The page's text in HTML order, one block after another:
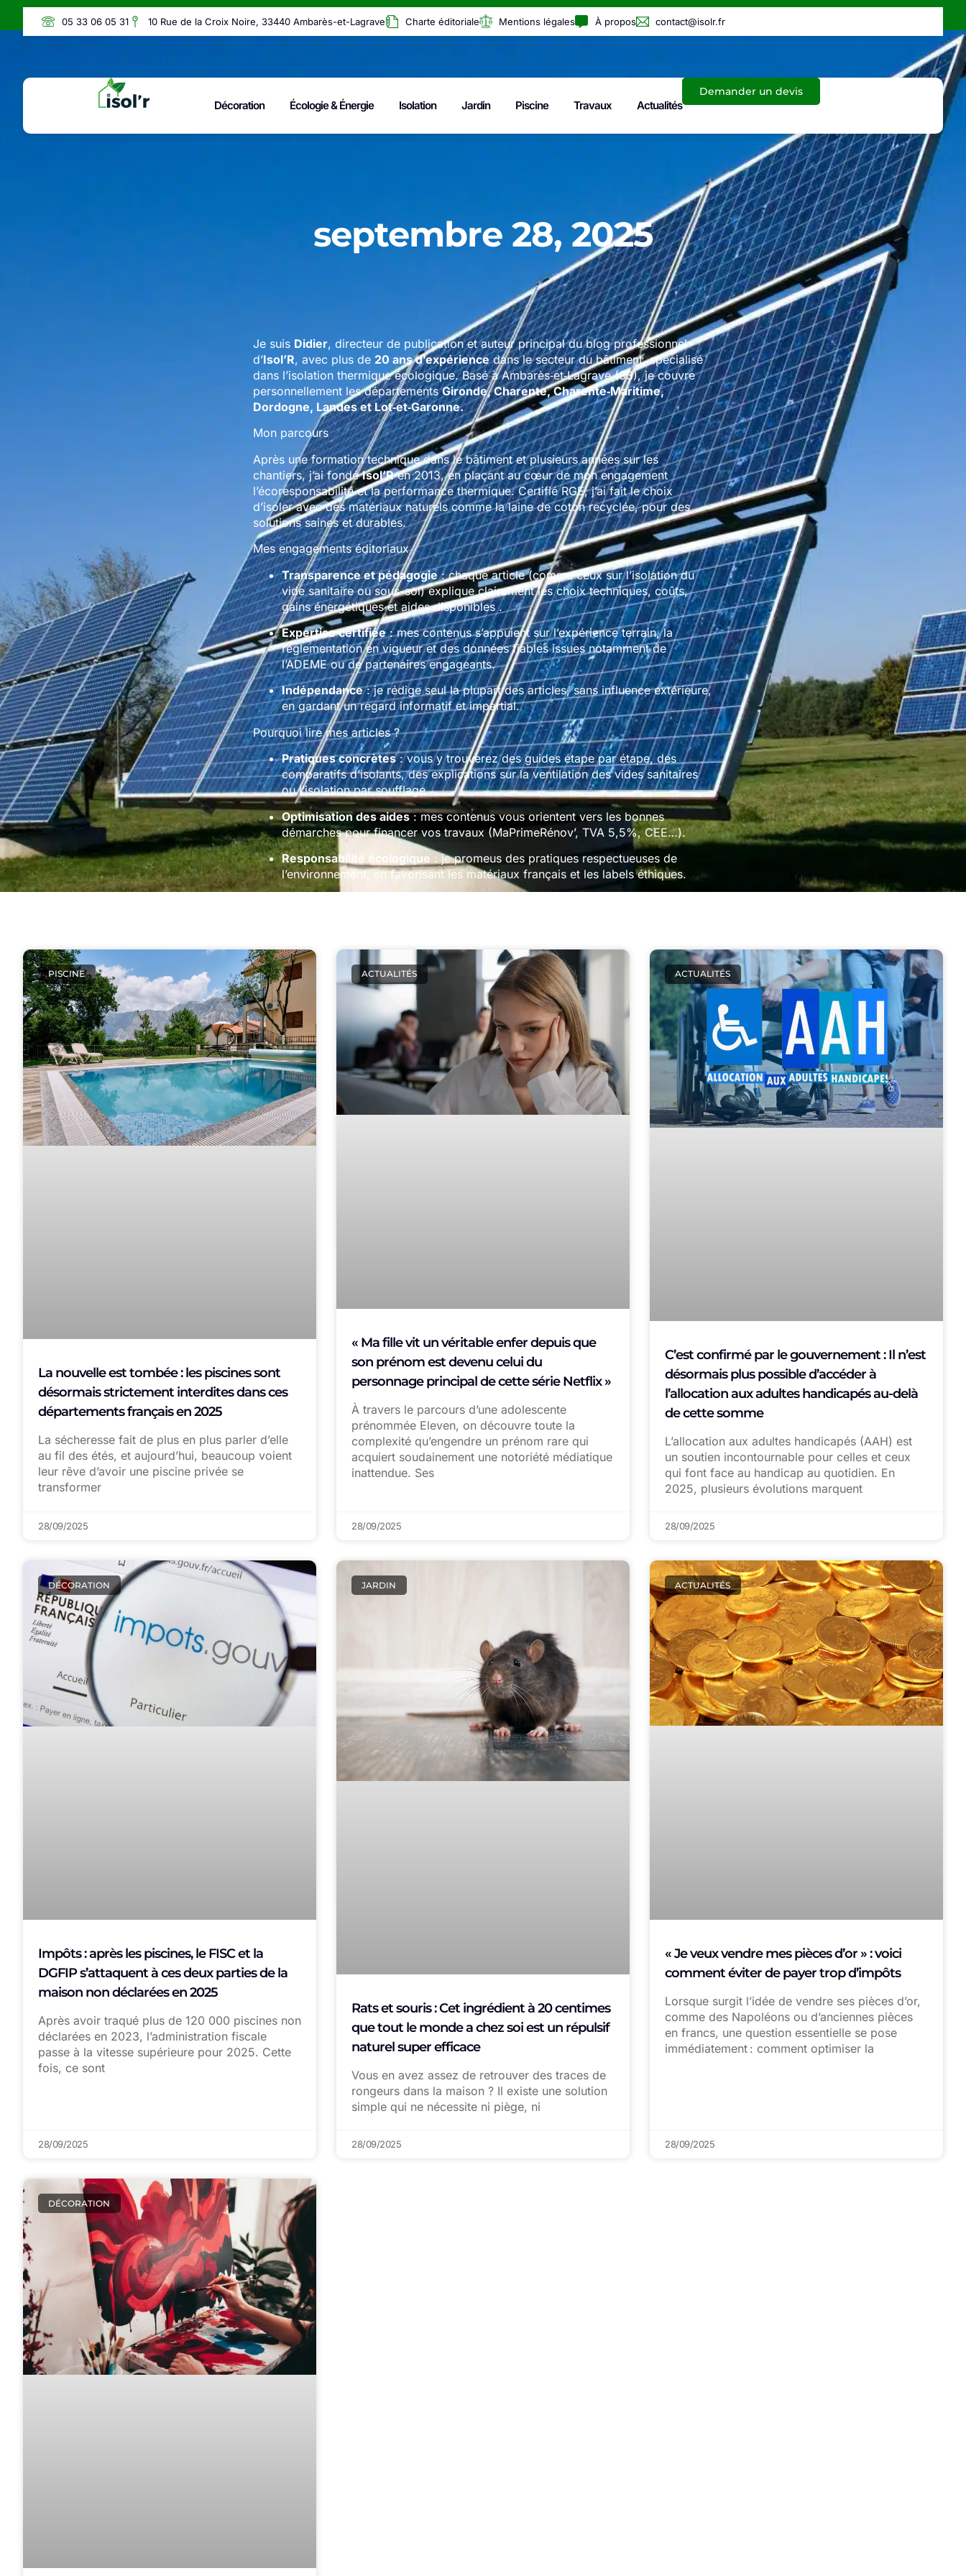
05 33 06 05 31 10 Rue de la Croix Noire, 33440 Ambarès-et-Lagrave Charte éditoriale Mentions légales À propos contact@isolr.fr
Décoration Écologie & Énergie Isolation Jardin Piscine Travaux Actualités
Demander un devis
septembre 28, 2025
Je suis Didier, directeur de publication et auteur principal du blog professionnel
d’Isol’R, avec plus de 20 ans d’expériencedans le secteur du bâtiment, spécialisé
dans l’isolation thermique écologique. Basé à Ambarès‑et‑Lagrave (33), je couvre
personnellement les départementsGironde, Charente, Charente‑Maritime,
Dordogne, Landes et Lot‑et‑Garonne.
Mon parcours
Après une formation technique dans le bâtiment et plusieurs années sur les
chantiers, j’ai fondéIsol’Ren 2013, en plaçant au cœur de mon engagement
l’écoresponsabilité et la performance thermique. Certifié RGE, j’ai fait le choix
d’isoler avec des matériaux naturels comme la laine de coton recyclée, pour des
solutions saines et durables.
Mes engagements éditoriaux
Transparence et pédagogie: chaque article (comme ceux sur l’isolation du
vide sanitaire ou sous-sol) explique clairement les choix techniques, coûts,
gains énergétiques et aides disponibles .
Expertise certifiée: mes contenus s’appuient sur l’expérience terrain, la
réglementation en vigueur et des données fiables issues notamment de
l’ADEME ou de partenaires engageants.
Indépendance: je rédige seul la plupart des articles, sans influence extérieure,
en gardant un regard informatif et impartial.
Pourquoi lire mes articles ?
Pratiques concrètes: vous y trouverez des guides étape par étape, des
comparatifs d’isolants, des explications sur la ventilation des vides sanitaires
ou l’isolation par soufflage.
Optimisation des aides: mes contenus vous orientent vers les bonnes
démarches pour financer vos travaux (MaPrimeRénov’, TVA 5,5%, CEE…).
Responsabilité écologique : je promeus des pratiques respectueuses de
l’environnement, en favorisant les matériaux français et les labels éthiques.
PISCINE
La nouvelle est tombée : les piscines sont
désormais strictement interdites dans ces
départements français en 2025
La sécheresse fait de plus en plus parler d’elle
au fil des étés, et aujourd’hui, beaucoup voient
leur rêve d’avoir une piscine privée se
transformer
28/09/2025
ACTUALITÉS
« Ma fille vit un véritable enfer depuis que
son prénom est devenu celui du
personnage principal de cette série Netflix »
À travers le parcours d’une adolescente
prénommée Eleven, on découvre toute la
complexité qu’engendre un prénom rare qui
acquiert soudainement une notoriété médiatique
inattendue. Ses
28/09/2025
ACTUALITÉS
C’est confirmé par le gouvernement : Il n’est
désormais plus possible d’accéder à
l’allocation aux adultes handicapés au-delà
de cette somme
L’allocation aux adultes handicapés (AAH) est
un soutien incontournable pour celles et ceux
qui font face au handicap au quotidien. En
2025, plusieurs évolutions marquent
28/09/2025
DÉCORATION
Impôts : après les piscines, le FISC et la
DGFIP s’attaquent à ces deux parties de la
maison non déclarées en 2025
Après avoir traqué plus de 120 000 piscines non
déclarées en 2023, l’administration fiscale
passe à la vitesse supérieure pour 2025. Cette
fois, ce sont
28/09/2025
JARDIN
Rats et souris : Cet ingrédient à 20 centimes
que tout le monde a chez soi est un répulsif
naturel super efficace
Vous en avez assez de retrouver des traces de
rongeurs dans la maison ? Il existe une solution
simple qui ne nécessite ni piège, ni
28/09/2025
ACTUALITÉS
« Je veux vendre mes pièces d’or » : voici
comment éviter de payer trop d’impôts
Lorsque surgit l’idée de vendre ses pièces d’or,
comme des Napoléons ou d’anciennes pièces
en francs, une question essentielle se pose
immédiatement : comment optimiser la
28/09/2025
DÉCORATION